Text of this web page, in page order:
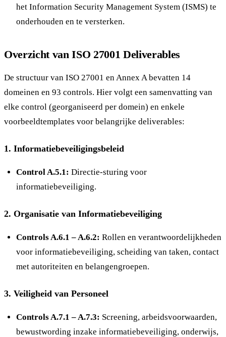
het Information Security Management System (ISMS) te
onderhouden en te versterken.
Overzicht van ISO 27001 Deliverables
De structuur van ISO 27001 en Annex A bevatten 14
domeinen en 93 controls. Hier volgt een samenvatting van
elke control (georganiseerd per domein) en enkele
voorbeeldtemplates voor belangrijke deliverables:
1. Informatiebeveiligingsbeleid
Control A.5.1: Directie-sturing voor
informatiebeveiliging.
2. Organisatie van Informatiebeveiliging
Controls A.6.1 – A.6.2: Rollen en verantwoordelijkheden
voor informatiebeveiliging, scheiding van taken, contact
met autoriteiten en belangengroepen.
3. Veiligheid van Personeel
Controls A.7.1 – A.7.3: Screening, arbeidsvoorwaarden,
bewustwording inzake informatiebeveiliging, onderwijs,